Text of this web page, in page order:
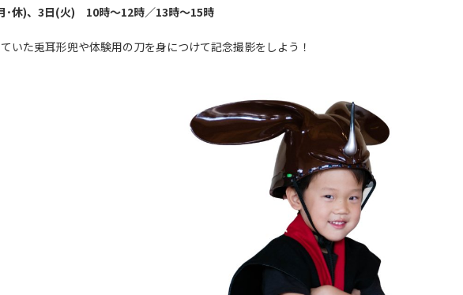
･休)、3日(火) 10時～12時／13時～15時
いた兎耳形兜や体験用の刀を身につけて記念撮影をしよう！